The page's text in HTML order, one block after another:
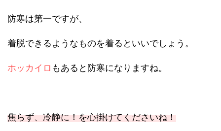
防寒は第一ですが、
着脱できるようなものを着るといいでしょう。
ホッカイロ もあると防寒になりますね。
焦らず、冷静に！を心掛けてくださいね！